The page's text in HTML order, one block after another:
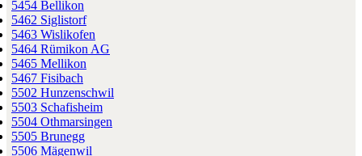
5454 Bellikon
5462 Siglistorf
5463 Wislikofen
5464 Rümikon AG
5465 Mellikon
5467 Fisibach
5502 Hunzenschwil
5503 Schafisheim
5504 Othmarsingen
5505 Brunegg
5506 Mägenwil